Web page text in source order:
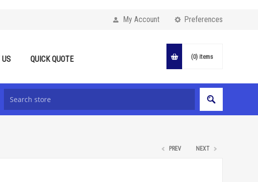
Preferences
My Account
US QUICK QUOTE (0) items
PREV NEXT